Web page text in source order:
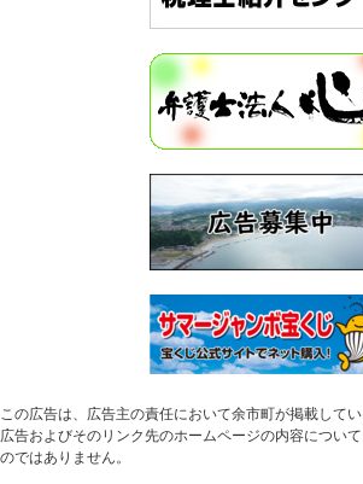
この広告は、広告主の責任において余市町が掲載してい
広告およびそのリンク先のホームページの内容につい
のではありません。